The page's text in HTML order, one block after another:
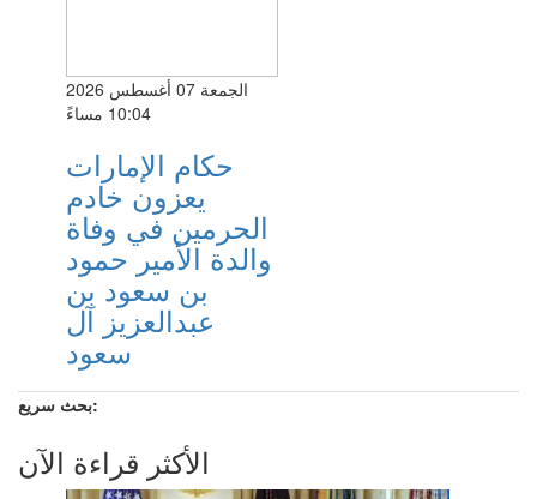
الجمعة 07 أغسطس 2026
10:04 مساءً
حكام الإمارات
يعزون خادم
الحرمين في وفاة
والدة الأمير حمود
بن سعود بن
عبدالعزيز آل
سعود
بحث سريع:
الأكثر قراءة الآن